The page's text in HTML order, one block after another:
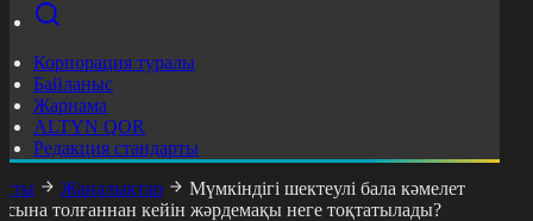
Корпорация туралы
Байланыс
Жарнама
ALTYN QOR
Редакция стандарты
Жаңалықтар
Мүмкіндігі шектеулі бала кәмелет
толғаннан кейін жәрдемақы неге тоқтатылады?